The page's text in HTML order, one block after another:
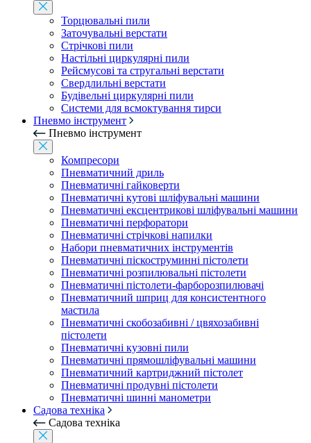
Торцювальні пили
Заточувальні верстати
Стрічкові пили
Настільні циркулярні пили
Рейсмусові та стругальні верстати
Свердлильні верстати
Будівельні циркулярні пили
Системи для всмоктування тирси
Пневмо інструмент
Пневмо інструмент
Компресори
Пневматичний дриль
Пневматичні гайковерти
Пневматичні кутові шліфувальні машини
Пневматичні ексцентрикові шліфувальні машини
Пневматичні перфоратори
Пневматичні стрічкові напилки
Набори пневматичних інструментів
Пневматичні піскоструминні пістолети
Пневматичні розпилювальні пістолети
Пневматичні пістолети-фарборозпилювачі
Пневматичний шприц для консистентного
мастила
Пневматичні скобозабивні / цвяхозабивні
пістолети
Пневматичні кузовні пили
Пневматичні прямошліфувальні машини
Пневматичний картриджний пістолет
Пневматичні продувні пістолети
Пневматичні шинні манометри
Садова техніка
Садова техніка